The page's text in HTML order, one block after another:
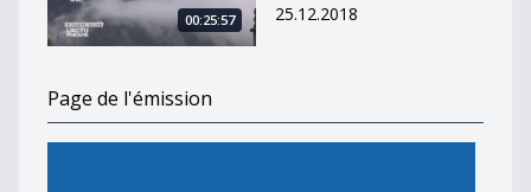
00:25:57
25.12.2018
Page de l'émission